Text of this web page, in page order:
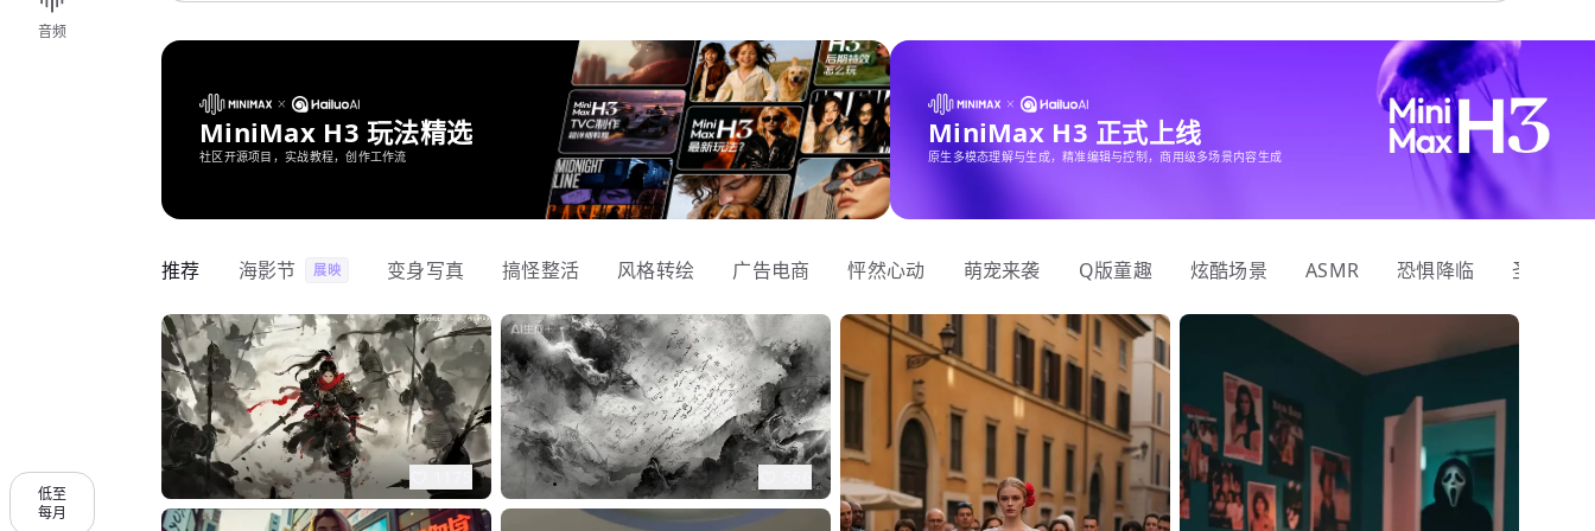
音频
低至
每月
MiniMax H3 玩法精选
社区开源项目，实战教程，创作工作流
MiniMax H3 正式上线
原生多模态理解与生成，精准编辑与控制，商用级多场景内容生成
推荐 海影节 展映 变身写真 搞怪整活 风格转绘 广告电商 怦然心动 萌宠来袭 Q版童趣 炫酷场景 ASMR 恐惧降临 圣诞狂欢